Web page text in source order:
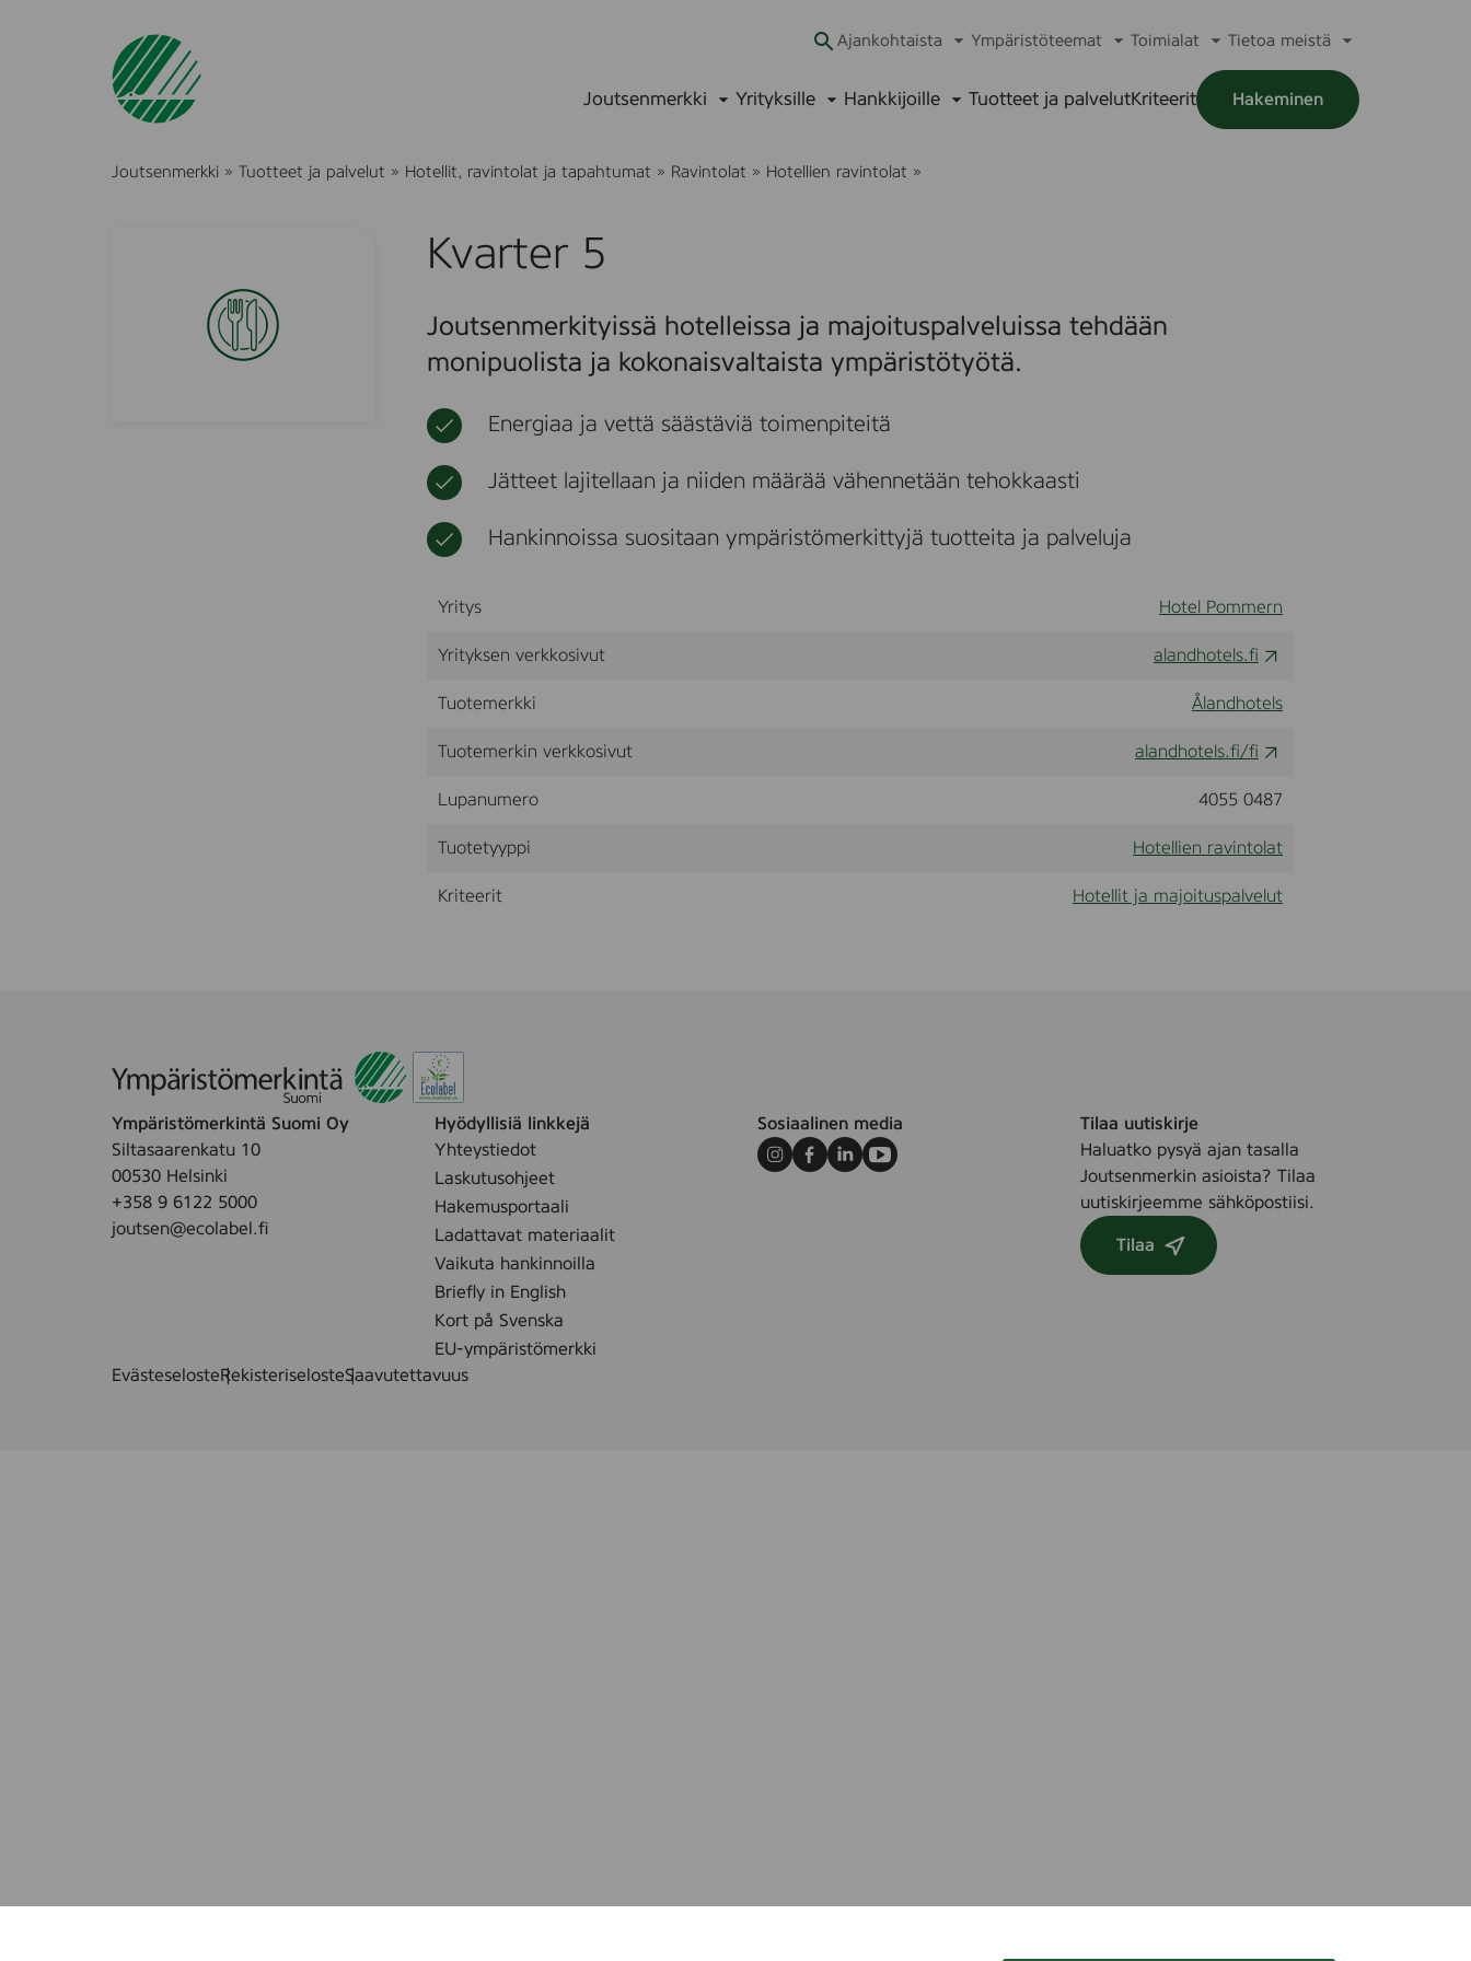
Ajankohtaista Ympäristöteemat Toimialat
alavalikko
Tietoa meistä
alavalikko
Joutsenmerkki Yrityksille Hankkijoille Tuotteet ja palvelutKriteerit Hakeminen
Joutsenmerkki » Tuotteet ja palvelut » Hotellit, ravintolat ja tapahtumat » Ravintolat » Hotellien ravintolat »
Kvarter 5
Joutsenmerkityissä hotelleissa ja majoituspalveluissa tehdään
monipuolista ja kokonaisvaltaista ympäristötyötä.
Energiaa ja vettä säästäviä toimenpiteitä
Jätteet lajitellaan ja niiden määrää vähennetään tehokkaasti
Hankinnoissa suositaan ympäristömerkittyjä tuotteita ja palveluja
Yritys Hotel Pommern
Yrityksen verkkosivut alandhotels.fi
Tuotemerkki Ålandhotels
Tuotemerkin verkkosivut alandhotels.fi/fi
Lupanumero 4055 0487
Tuotetyyppi Hotellien ravintolat
Kriteerit Hotellit ja majoituspalvelut
Ympäristömerkintä Suomi Oy
Siltasaarenkatu 10
00530 Helsinki
+358 9 6122 5000
joutsen@ecolabel.fi
Hyödyllisiä linkkejä
Yhteystiedot
Laskutusohjeet
Hakemusportaali
Ladattavat materiaalit
Vaikuta hankinnoilla
Briefly in English
Kort på Svenska
EU-ympäristömerkki
Sosiaalinen media
Instagram
Facebook
LinkedInYoutube
Tilaa uutiskirje
Haluatko pysyä ajan tasalla
Joutsenmerkin asioista? Tilaa
uutiskirjeemme sähköpostiisi.
Tilaa
EvästeselosteRekisteriselosteSaavutettavuus